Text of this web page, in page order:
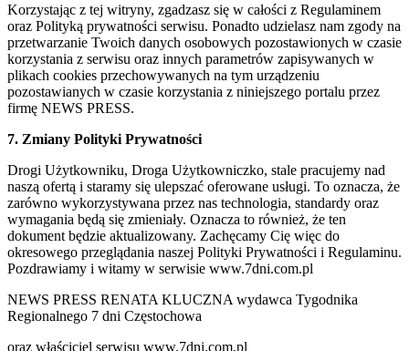
Korzystając z tej witryny, zgadzasz się w całości z Regulaminem
oraz Polityką prywatności serwisu. Ponadto udzielasz nam zgody na
przetwarzanie Twoich danych osobowych pozostawionych w czasie
korzystania z serwisu oraz innych parametrów zapisywanych w
plikach cookies przechowywanych na tym urządzeniu
pozostawianych w czasie korzystania z niniejszego portalu przez
firmę NEWS PRESS.
7. Zmiany Polityki Prywatności
Drogi Użytkowniku, Droga Użytkowniczko, stale pracujemy nad
naszą ofertą i staramy się ulepszać oferowane usługi. To oznacza, że
zarówno wykorzystywana przez nas technologia, standardy oraz
wymagania będą się zmieniały. Oznacza to również, że ten
dokument będzie aktualizowany. Zachęcamy Cię więc do
okresowego przeglądania naszej Polityki Prywatności i Regulaminu.
Pozdrawiamy i witamy w serwisie www.7dni.com.pl
NEWS PRESS RENATA KLUCZNA wydawca Tygodnika
Regionalnego 7 dni Częstochowa
oraz właściciel serwisu www.7dni.com.pl